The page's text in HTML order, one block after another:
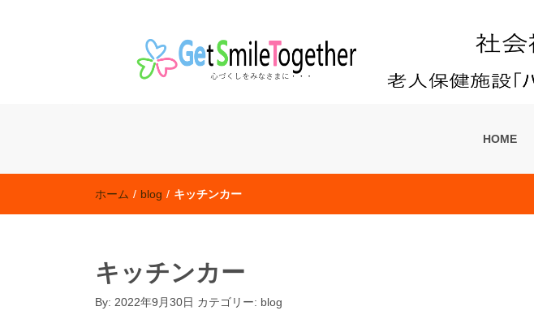
HOME
ホーム / blog / キッチンカー
キッチンカー
By: 2022年9月30日 カテゴリー: blog